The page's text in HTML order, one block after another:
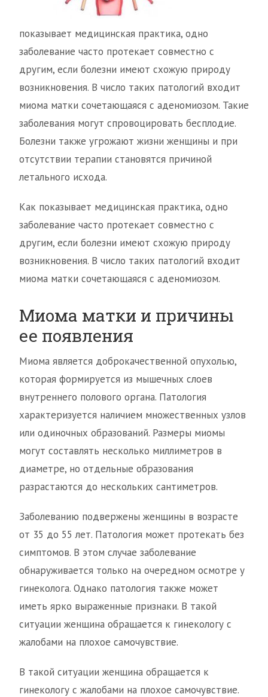
показывает медицинская практика, одно
заболевание часто протекает совместно с
другим, если болезни имеют схожую природу
возникновения. В число таких патологий входит
миома матки сочетающаяся с аденомиозом. Такие
заболевания могут спровоцировать бесплодие.
Болезни также угрожают жизни женщины и при
отсутствии терапии становятся причиной
летального исхода.
Как показывает медицинская практика, одно
заболевание часто протекает совместно с
другим, если болезни имеют схожую природу
возникновения. В число таких патологий входит
миома матки сочетающаяся с аденомиозом.
Миома матки и причины
ее появления
Миома является доброкачественной опухолью,
которая формируется из мышечных слоев
внутреннего полового органа. Патология
характеризуется наличием множественных узлов
или одиночных образований. Размеры миомы
могут составлять несколько миллиметров в
диаметре, но отдельные образования
разрастаются до нескольких сантиметров.
Заболеванию подвержены женщины в возрасте
от 35 до 55 лет. Патология может протекать без
симптомов. В этом случае заболевание
обнаруживается только на очередном осмотре у
гинеколога. Однако патология также может
иметь ярко выраженные признаки. В такой
ситуации женщина обращается к гинекологу с
жалобами на плохое самочувствие.
В такой ситуации женщина обращается к
гинекологу с жалобами на плохое самочувствие.